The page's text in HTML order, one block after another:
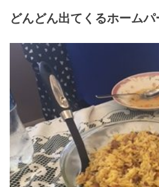
どんどん出てくるホーム